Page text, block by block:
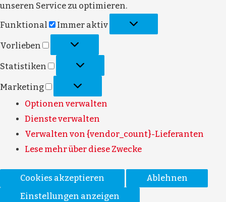
unseren Service zu optimieren.
Funktional
Immer aktiv
Vorlieben
Statistiken
Marketing
Optionen verwalten
Dienste verwalten
Verwalten von {vendor_count}-Lieferanten
Lese mehr über diese Zwecke
Cookies akzeptieren
Ablehnen
Einstellungen anzeigen